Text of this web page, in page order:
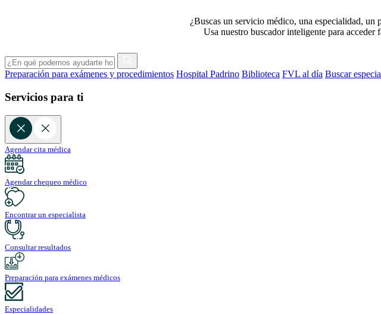
¿Buscas un servicio médico, una especialidad,
Usa nuestro buscador inteligente para
Preparación para exámenes y procedimientos Hospital Padrino Biblioteca FVL al día Buscar
Servicios para ti
Agendar cita médica
Agendar chequeo médico
Encontrar un especialista
Consultar resultados
Preparación para exámenes médicos
Especialidades